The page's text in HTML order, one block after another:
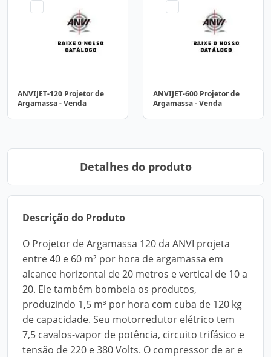
ANVIJET-120 Projetor de
Argamassa - Venda
ANVIJET-600 Projetor de
Argamassa - Venda
Detalhes do produto
Descrição do Produto
O Projetor de Argamassa 120 da ANVI projeta
entre 40 e 60 m² por hora de argamassa em
alcance horizontal de 20 metros e vertical de 10 a
20. Ele também bombeia os produtos,
produzindo 1,5 m³ por hora com cuba de 120 kg
de capacidade. Seu motorredutor elétrico tem
7,5 cavalos-vapor de potência, circuito trifásico e
tensão de 220 e 380 Volts. O compressor de ar e